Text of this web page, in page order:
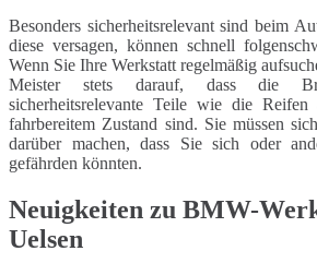
Besonders sicherheitsrelevant sind beim
diese versagen, können schnell
Wenn Sie Ihre Werkstatt regelmäßig
Meister stets darauf, dass die
sicherheitsrelevante Teile wie die
fahrbereitem Zustand sind. Sie müssen
darüber machen, dass Sie sich oder
gefährden könnten.
Neuigkeiten zu BMW-
Uelsen